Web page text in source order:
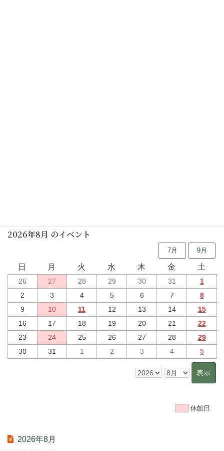
2026年8月 のイベント
7月 9月
日 月 火 水 木 金 土
26 27 28 29 30 31
1
2
3 4 5 6 7
8
9
10 11 12 13 14
15
16
17 18 19 20 21
22
23
24 25 26 27 28
29
30
31 1 2 3 4 5
休館日
2026年8月